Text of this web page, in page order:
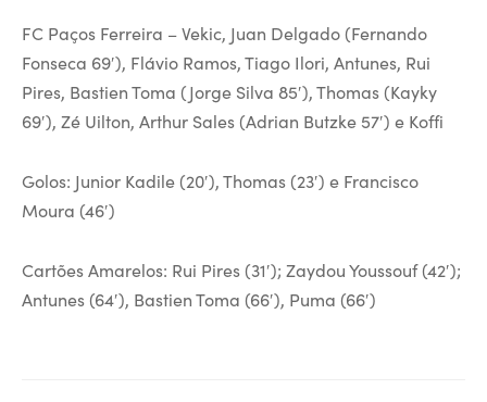
FC Paços Ferreira – Vekic, Juan Delgado (Fernando
Fonseca 69′), Flávio Ramos, Tiago Ilori, Antunes, Rui
Pires, Bastien Toma (Jorge Silva 85′), Thomas (Kayky
69′), Zé Uilton, Arthur Sales (Adrian Butzke 57′) e Koffi
Golos: Junior Kadile (20′), Thomas (23′) e Francisco
Moura (46′)
Cartões Amarelos: Rui Pires (31′); Zaydou Youssouf (42′);
Antunes (64′), Bastien Toma (66′), Puma (66′)